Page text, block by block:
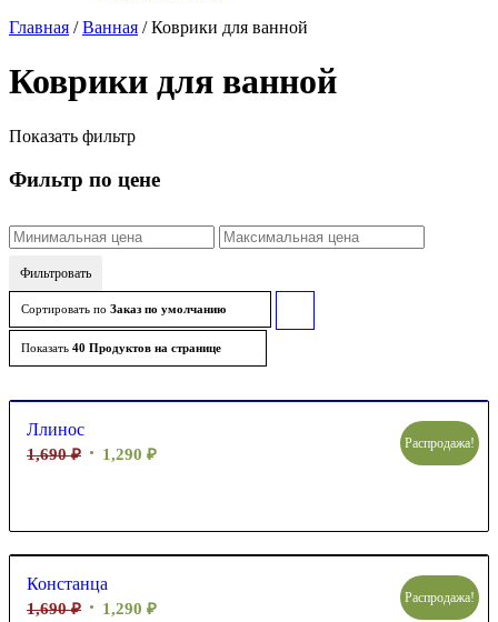
Главная /Ванная / Коврики для ванной
Коврики для ванной
Показать фильтр
Фильтр по цене
Фильтровать
Сортировать по Заказ по умолчанию
Показать 40 Продуктов на странице
Ллинос
1,690₽ 1,290 ₽
Распродажа!
Констанца
1,690₽ 1,290 ₽
Распродажа!